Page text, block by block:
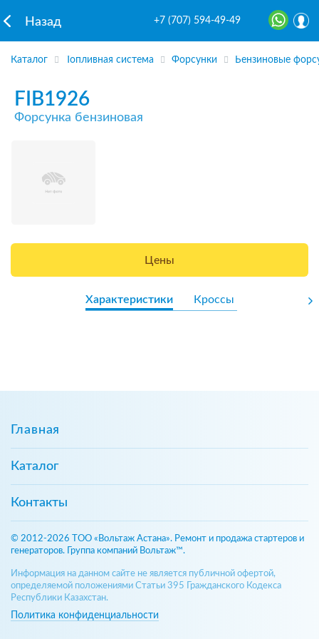
Назад +7 (707) 594-49-49
Каталог Топливная система Форсунки Бензиновые
FIB1926
Форсунка бензиновая
Цены
Характеристики Кроссы
Главная
Каталог
Контакты
© 2012-2026 ТОО «Вольтаж Астана». Ремонт и продажа стартеров и
генераторов. Группа компаний Вольтаж™.
Информация на данном сайте не является публичной офертой,
определяемой положениями Статьи 395 Гражданского Кодекса
Республики Казахстан.
Политика конфиденциальности